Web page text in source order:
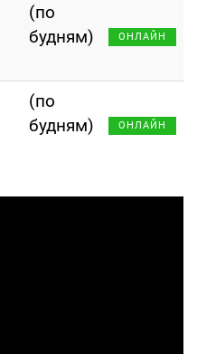
(по
будням)
ОНЛАЙН
(по
будням)
ОНЛАЙН